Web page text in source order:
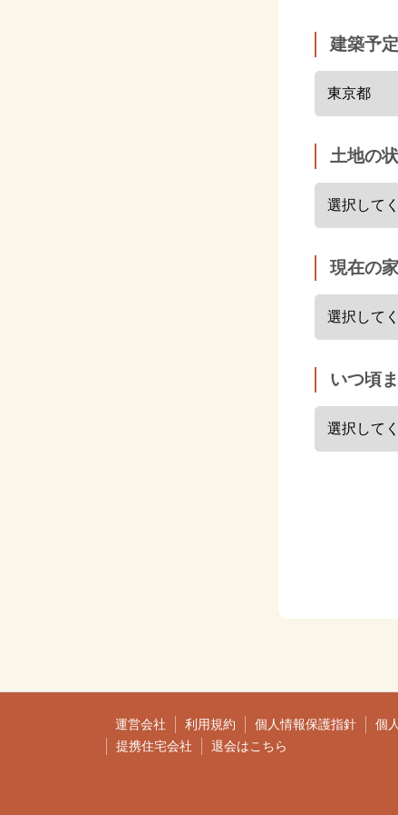
建築予
土地の
現在の
いつ頃
運営会社 利用規約 個人情報保護指針 個
提携住宅会社
退会はこちら